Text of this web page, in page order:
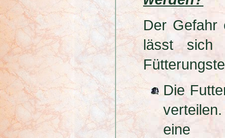
Der Gefahr
lässt sich
Die
eine